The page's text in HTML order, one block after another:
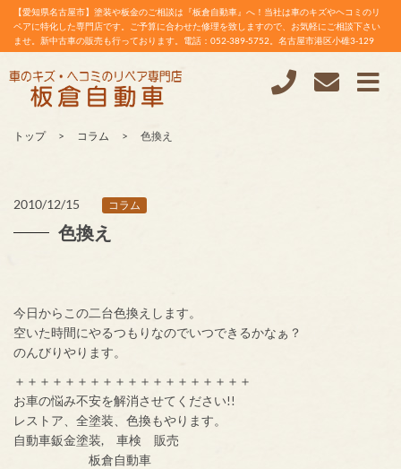
【愛知県名古屋市】塗装や板金のご相談は『板倉自動車』へ！当社は車のキズやヘコミのリ
ペアに特化した専門店です。ご予算に合わせた修理を致しますので、お気軽にご相談下さい
ませ。新中古車の販売も行っております。電話：052-389-5752。名古屋市港区小碓3-129
トップ コラム 色換え
2010/12/15 コラム
色換え
今日からこの二台色換えします。
空いた時間にやるつもりなのでいつできるかなぁ？
のんびりやります。
＋＋＋＋＋＋＋＋＋＋＋＋＋＋＋＋＋＋＋
お車の悩み不安を解消させてください!!
レストア、全塗装、色換もやります。
自動車鈑金塗装, 車検 販売
板倉自動車